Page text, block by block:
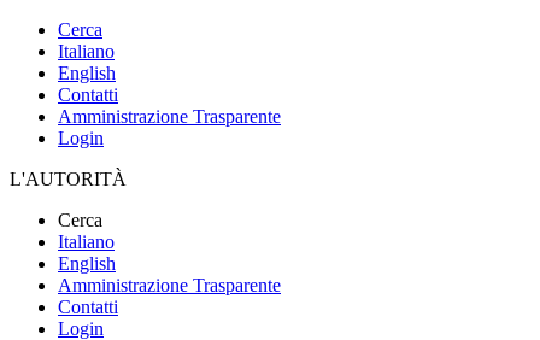
Cerca
Italiano
English
Contatti
Amministrazione Trasparente
Login
L'AUTORITÀ
Cerca
Italiano
English
Amministrazione Trasparente
Contatti
Login